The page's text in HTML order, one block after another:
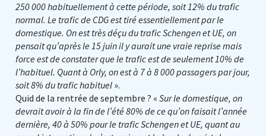
250 000 habituellement à cette période, soit 12% du trafic
normal. Le trafic de CDG est tiré essentiellement par le
domestique. On est très déçu du trafic Schengen et UE, on
pensait qu’après le 15 juin il y aurait une vraie reprise mais
force est de constater que le trafic est de seulement 10% de
l’habituel. Quant à Orly, on est à 7 à 8 000 passagers par jour,
soit 8% du trafic habituel ».
Quid de la rentrée de septembre ? « Sur le domestique, on
devrait avoir à la fin de l’été 80% de ce qu’on faisait l’année
dernière, 40 à 50% pour le trafic Schengen et UE, quant au